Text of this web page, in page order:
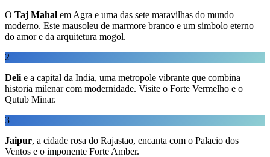
O Taj Mahal em Agra e uma das sete maravilhas do mundo
moderno. Este mausoleu de marmore branco e um simbolo eterno
do amor e da arquitetura mogol.
2
Deli e a capital da India, uma metropole vibrante que combina
historia milenar com modernidade. Visite o Forte Vermelho e o
Qutub Minar.
3
Jaipur, a cidade rosa do Rajastao, encanta com o Palacio dos
Ventos e o imponente Forte Amber.